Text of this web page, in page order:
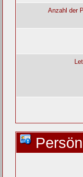
Anzahl der